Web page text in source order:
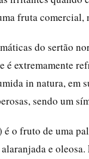
fruta
do sertão
extremamente
in natura, em
sendo um
o fruto de uma
e